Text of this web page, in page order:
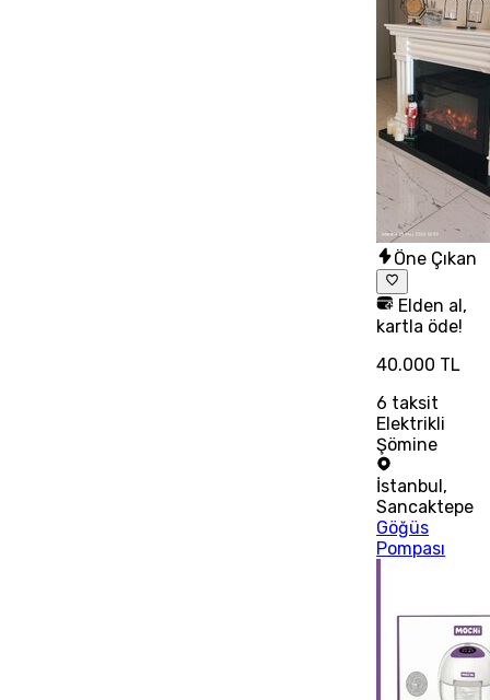
Öne Çıkan
Elden al,
kartla öde!
40.000 TL
6 taksit
Elektrikli
Şömine
İstanbul,
Sancaktepe
Göğüs
Pompası